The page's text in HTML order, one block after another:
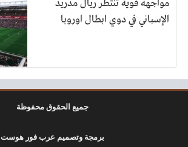
مواجهة قوية تنتظر ريال مدريد
الإسباني في دوي ابطال اوروبا
جميع الحقوق محفوظة
برمجة وتصميم عرب فور هوست